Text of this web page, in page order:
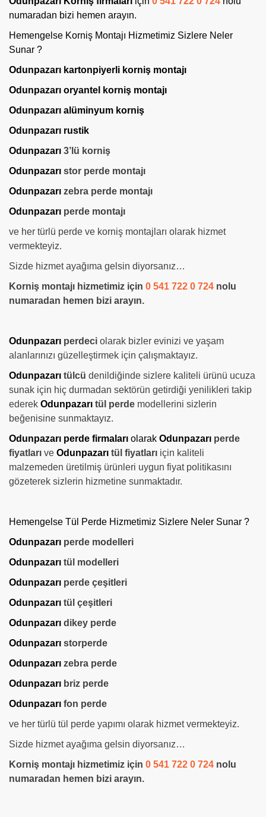
numaradan bizi hemen arayın.
Hemengelse Korniş Montajı Hizmetimiz Sizlere Neler
Sunar ?
Odunpazarı kartonpiyerli korniş montajı
Odunpazarı oryantel korniş montajı
Odunpazarı alüminyum korniş
Odunpazarı rustik
Odunpazarı 3’lü korniş
Odunpazarı stor perde montajı
Odunpazarı zebra perde montajı
Odunpazarı perde montajı
ve her türlü perde ve korniş montajları olarak hizmet
vermekteyiz.
Sizde hizmet ayağıma gelsin diyorsanız…
Korniş montajı hizmetimiz için 0 541 722 0 724 nolu
numaradan hemen bizi arayın.
Odunpazarı perdeci olarak bizler evinizi ve yaşam
alanlarınızı güzelleştirmek için çalışmaktayız.
Odunpazarı tülcü denildiğinde sizlere kaliteli ürünü ucuza
sunak için hiç durmadan sektörün getirdiği yenilikleri takip
ederek Odunpazarı tül perde modellerini sizlerin
beğenisine sunmaktayız.
Odunpazarı perde firmaları olarak Odunpazarı perde
fiyatları ve Odunpazarı tül fiyatları için kaliteli
malzemeden üretilmiş ürünleri uygun fiyat politikasını
gözeterek sizlerin hizmetine sunmaktadır.
Hemengelse Tül Perde Hizmetimiz Sizlere Neler Sunar ?
Odunpazarı perde modelleri
Odunpazarı tül modelleri
Odunpazarı perde çeşitleri
Odunpazarı tül çeşitleri
Odunpazarı dikey perde
Odunpazarı storperde
Odunpazarı zebra perde
Odunpazarı briz perde
Odunpazarı fon perde
ve her türlü tül perde yapımı olarak hizmet vermekteyiz.
Sizde hizmet ayağıma gelsin diyorsanız…
Korniş montajı hizmetimiz için 0 541 722 0 724 nolu
numaradan hemen bizi arayın.